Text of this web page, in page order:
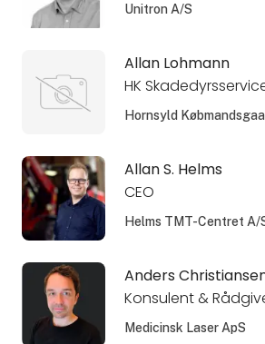
Unitron A/S
Allan Lohmann
HK
Hornsyld
Allan S. Helms
CEO
Helms TMT-Centret A/
Anders
Konsulent &
Medicinsk Laser ApS